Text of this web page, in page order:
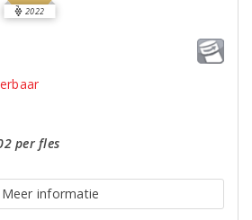
2022
per fles
Meer informatie